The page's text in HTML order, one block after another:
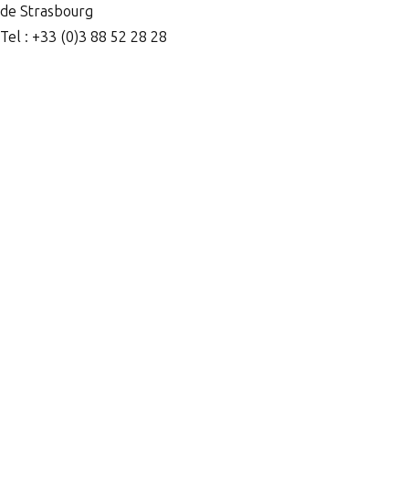
de Strasbourg
Tel : +33 (0)3 88 52 28 28